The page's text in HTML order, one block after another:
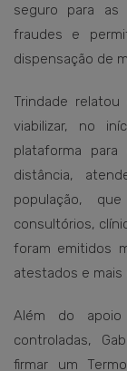
seguro para as
fraudes e
dispensação de
Trindade
viabilizar, no
plataforma
distância,
população,
consultórios,
foram emitidos
atestados e mais
Além do
controladas,
firmar um